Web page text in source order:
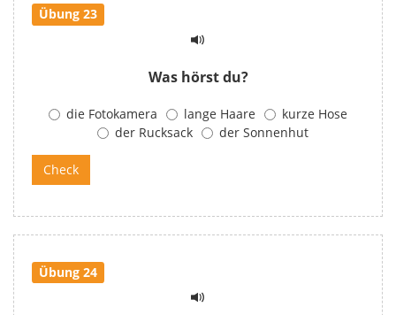
Übung 23
Was hörst du?
die Fotokamera lange Haare
kurze Hose
der Rucksack
der Sonnenhut
Übung 24